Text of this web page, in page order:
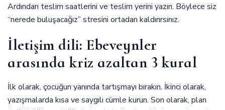
Ardından teslim saatlerini ve teslim yerini yazın. Böylece siz
“nerede buluşacağız” stresini ortadan kaldırırsınız.
İletişim dili: Ebeveynler
arasında kriz azaltan 3 kural
İlk olarak, çocuğun yanında tartışmayı bırakın. İkinci olarak,
yazışmalarda kısa ve saygılı cümle kurun. Son olarak, plan